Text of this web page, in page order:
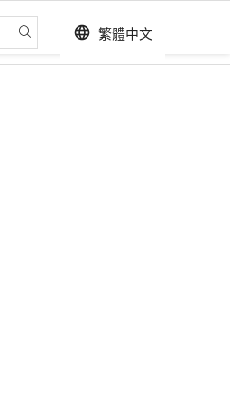
language 繁體中文